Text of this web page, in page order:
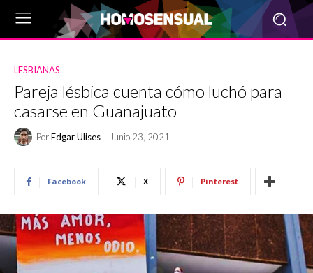
LESBIANAS
Pareja lésbica cuenta cómo luchó para
casarse en Guanajuato
PorEdgar Ulises Junio 23, 2021
Facebook X Pinterest